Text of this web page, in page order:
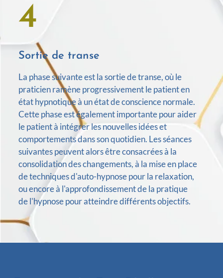
4
Sortie de transe
La phase suivante est la sortie de transe, où le
praticien ramène progressivement le patient en
état hypnotique à un état de conscience normale.
Cette phase est également importante pour aider
le patient à intégrer les nouvelles idées et
comportements dans son quotidien. Les séances
suivantes peuvent alors être consacrées à la
consolidation des changements, à la mise en place
de techniques d'auto-hypnose pour la relaxation,
ou encore à l'approfondissement de la pratique
de l'hypnose pour atteindre différents objectifs.